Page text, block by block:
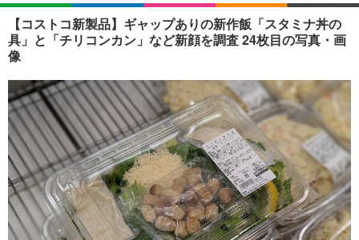
ショッピング その他
【コストコ新製品】ギャップありの新作飯「スタミナ丼の
具」と「チリコンカン」など新顔を調査 24枚目の写真・画
像